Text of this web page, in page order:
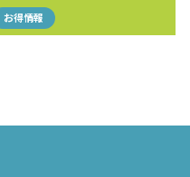
お得情報